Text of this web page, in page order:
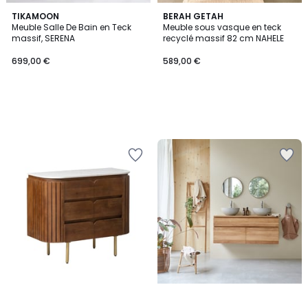
TIKAMOON
Meuble Salle De Bain en Teck
massif, SERENA
699,00 €
BERAH GETAH
Meuble sous vasque en teck
recyclé massif 82 cm NAHELE
589,00 €